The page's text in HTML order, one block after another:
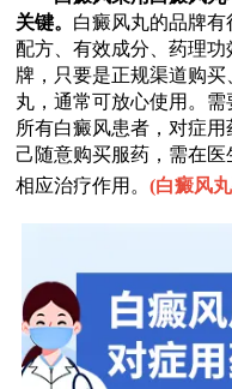
关键。 白癜风丸的品牌
配方、有效成分、药理
牌，只要是正规渠道购
丸，通常可放心使用。
所有白癜风患者，对症
己随意购买服药，需在
相应治疗作用。(白癜风